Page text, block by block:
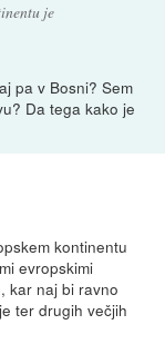
je
pa v Bosni? Sem
Da tega kako je
kontinentu
evropskimi
kar naj bi ravno
ter drugih večjih